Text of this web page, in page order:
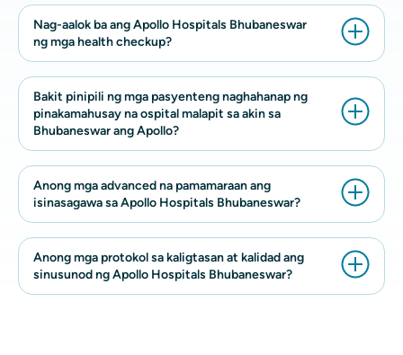
Nag-aalok ba ang Apollo Hospitals Bhubaneswar
ng mga health checkup?
Bakit pinipili ng mga pasyenteng naghahanap ng
pinakamahusay na ospital malapit sa akin sa
Bhubaneswar ang Apollo?
Anong mga advanced na pamamaraan ang
isinasagawa sa Apollo Hospitals Bhubaneswar?
Anong mga protokol sa kaligtasan at kalidad ang
sinusunod ng Apollo Hospitals Bhubaneswar?